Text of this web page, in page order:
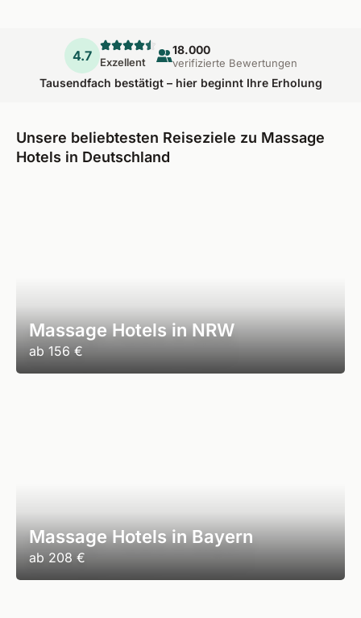
4.7 Exzellent
18.000
verifizierte Bewertungen
Tausendfach bestätigt – hier beginnt Ihre Erholung
Unsere beliebtesten Reiseziele zu Massage
Hotels in Deutschland
Massage Hotels in NRW
ab 156 €
Massage Hotels in Bayern
ab 208 €